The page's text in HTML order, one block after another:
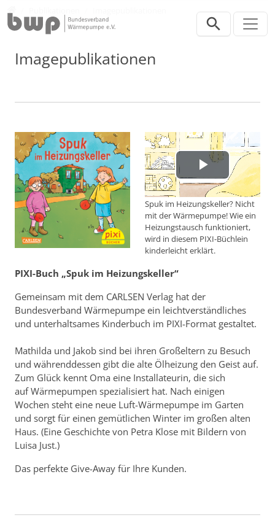
Imagepublikationen
Video
Spuk im Heizungskeller? Nicht
mit der Wärmepumpe! Wie ein
Heizungstausch funktioniert,
wird in diesem PIXI-Büchlein
kinderleicht erklärt.
PIXI-Buch „Spuk im Heizungskeller“
Gemeinsam mit dem CARLSEN Verlag hat der
Bundesverband Wärmepumpe ein leichtverständliches
und unterhaltsames Kinderbuch im PIXI-Format gestaltet.
Mathilda und Jakob sind bei ihren Großeltern zu Besuch
und währenddessen gibt die alte Ölheizung den Geist auf.
Zum Glück kennt Oma eine Installateurin, die sich
auf Wärmepumpen spezialisiert hat. Nach einigen
Wochen steht eine neue Luft-Wärmepumpe im Garten
und sorgt für einen gemütlichen Winter im großen alten
Haus. (Eine Geschichte von Petra Klose mit Bildern von
Luisa Just.)
Das perfekte Give-Away für Ihre Kunden.